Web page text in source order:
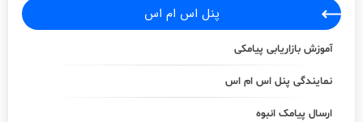
پنل اس ام اس
آموزش بازاریابی پیامکی
نمایندگی پنل اس ام اس
ارسال پیامک انبوه